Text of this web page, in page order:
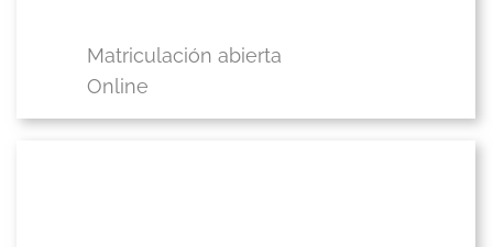
Matriculación abierta
Online